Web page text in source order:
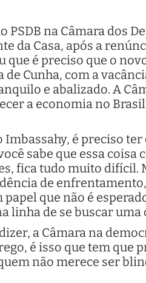
PSDB na Câmara dos
da Casa, após a
que é preciso que o
de Cunha, com a
e abalizado. A
a economia no
Imbassahy, é preciso
sabe que essa
fica tudo muito difícil.
de
papel que não é
linha de se buscar uma
a Câmara na
é isso que tem que
não merece ser